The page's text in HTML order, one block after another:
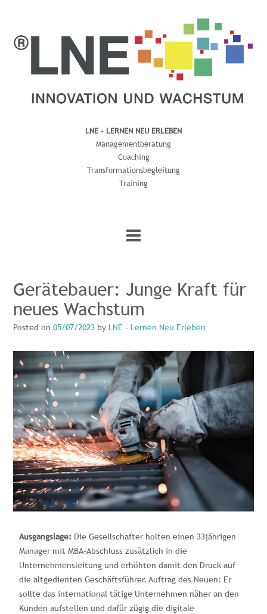
LNE - LERNEN NEU ERLEBEN
Managementberatung
Coaching
Transformationsbegleitung
Training
Gerätebauer: Junge Kraft für
neues Wachstum
Posted on 05/07/2023 by LNE - Lernen Neu Erleben
Ausgangslage: Die Gesellschafter holten einen 33jährigen
Manager mit MBA-Abschluss zusätzlich in die
Unternehmensleitung und erhöhten damit den Druck auf
die altgedienten Geschäftsführer. Auftrag des Neuen: Er
sollte das international tätige Unternehmen näher an den
Kunden aufstellen und dafür zügig die digitale